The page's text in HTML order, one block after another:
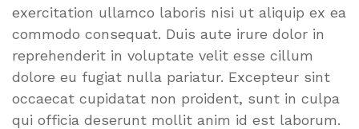
exercitation ullamco laboris nisi ut aliquip ex ea
commodo consequat. Duis aute irure dolor in
reprehenderit in voluptate velit esse cillum
dolore eu fugiat nulla pariatur. Excepteur sint
occaecat cupidatat non proident, sunt in culpa
qui officia deserunt mollit anim id est laborum.